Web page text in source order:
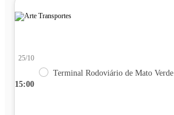
15:00
25/10
Terminal Rodoviário de Mato Verde